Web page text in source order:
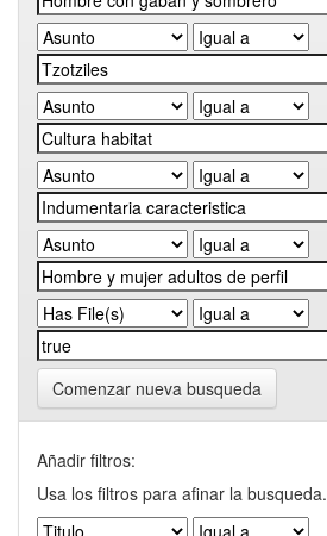
Comenzar nueva busqueda
Añadir filtros:
Usa los filtros para afinar la busqueda.